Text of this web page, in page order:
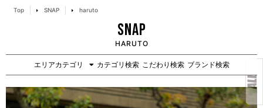
Top SNAP haruto
SNAP
HARUTO
エリアカテゴリ カテゴリ検索 こだわり検索 ブランド検索